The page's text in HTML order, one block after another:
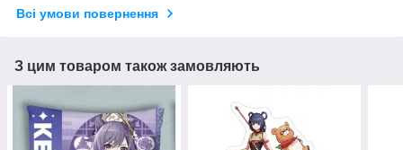
Всі умови повернення
З цим товаром також замовляють